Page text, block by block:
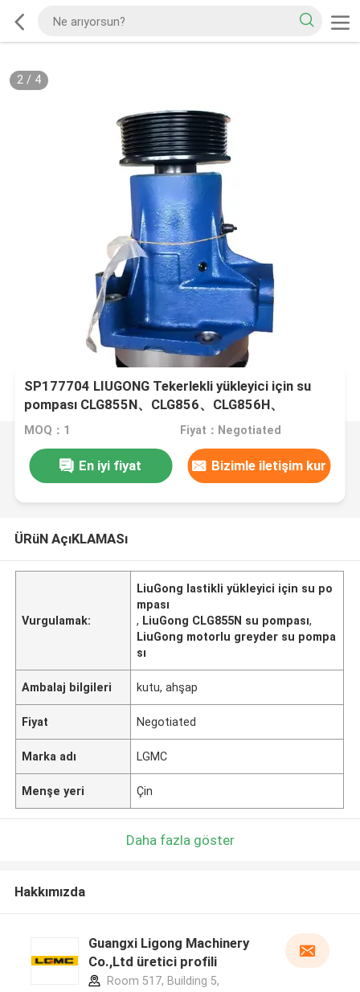
2/ 4
SP177704 LIUGONG Tekerlekli yükleyici için su
pompası CLG855N、CLG856、CLG856H、
CLG850H、CLG853H Motor sınıflandırıcı
CLG4165、CLG4215 Roadroller CLG622、CLG626
MOQ：1 Fiyat：Negotiated
En iyi fiyat Bizimle iletişim kur
ÜRüN AçıKLAMASı
Vurgulamak:
LiuGong lastikli yükleyici için su po
mpası
, LiuGong CLG855N su pompası,
LiuGong motorlu greyder su pompa
sı
Ambalaj bilgileri kutu, ahşap
Fiyat Negotiated
Marka adı LGMC
Menşe yeri Çin
Daha fazla göster
Hakkımızda
Guangxi Ligong Machinery
Co.,Ltd üretici profili
Room 517, Building 5,